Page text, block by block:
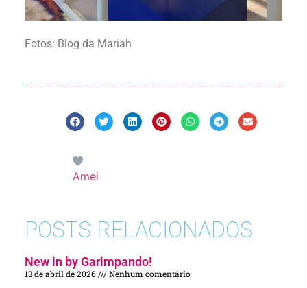
Fotos: Blog da Mariah
Amei
POSTS RELACIONADOS
New in by Garimpando!
13 de abril de 2026 Nenhum comentário